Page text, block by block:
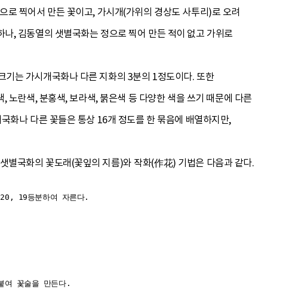
로 찍어서 만든 꽃이고, 가시개(가위의 경상도 사투리)로 오려
, 김동열의 샛별국화는 정으로 찍어 만든 적이 없고 가위로
는 가시개국화나 다른 지화의 3분의 1정도이다. 또한
노란색, 분홍색, 보라색, 붉은색 등 다양한 색을 쓰기 때문에 다른
화나 다른 꽃들은 통상 16개 정도를 한 묶음에 배열하지만,
별국화의 꽃도래(꽃잎의 지름)와 작화(作花) 기법은 다음과 같다.
19등분하여 자른다.
꽃술을 만든다.